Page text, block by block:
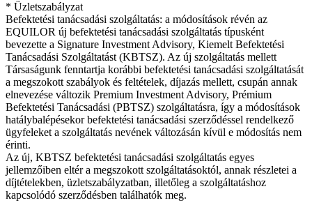
* Üzletszabályzat
Befektetési tanácsadási szolgáltatás: a módosítások révén az
EQUILOR új befektetési tanácsadási szolgáltatás típusként
bevezette a Signature Investment Advisory, Kiemelt Befektetési
Tanácsadási Szolgáltatást (KBTSZ). Az új szolgáltatás mellett
Társaságunk fenntartja korábbi befektetési tanácsadási szolgáltatását
a megszokott szabályok és feltételek, díjazás mellett, csupán annak
elnevezése változik Premium Investment Advisory, Prémium
Befektetési Tanácsadási (PBTSZ) szolgáltatásra, így a módosítások
hatálybalépésekor befektetési tanácsadási szerződéssel rendelkező
ügyfeleket a szolgáltatás nevének változásán kívül e módosítás nem
érinti.
Az új, KBTSZ befektetési tanácsadási szolgáltatás egyes
jellemzőiben eltér a megszokott szolgáltatásoktól, annak részletei a
díjtételekben, üzletszabályzatban, illetőleg a szolgáltatáshoz
kapcsolódó szerződésben találhatók meg.